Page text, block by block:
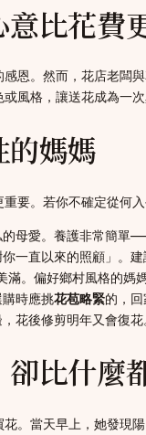
比花費
恩。然而，花店老闆與
風格，讓送花成為一次
的媽媽
要。若你不確定從何
母愛。養護非常簡單
一直以來的照顧」。
。偏好鄉村風格的媽
購時應挑花苞略緊的，
花後修剪明年又會復
比什麼
。當天早上，她發現